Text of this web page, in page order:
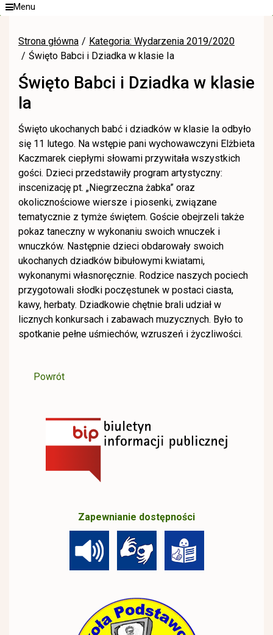
Menu
Strona główna
Kategoria: Wydarzenia 2019/2020
Święto Babci i Dziadka w klasie Ia
Święto Babci i Dziadka w klasie
Ia
Święto ukochanych babć i dziadków w klasie Ia odbyło
się 11 lutego. Na wstępie pani wychowawczyni Elżbieta
Kaczmarek ciepłymi słowami przywitała wszystkich
gości. Dzieci przedstawiły program artystyczny:
inscenizację pt. „Niegrzeczna żabka” oraz
okolicznościowe wiersze i piosenki, związane
tematycznie z tymże świętem. Goście obejrzeli także
pokaz taneczny w wykonaniu swoich wnuczek i
wnuczków. Następnie dzieci obdarowały swoich
ukochanych dziadków bibułowymi kwiatami,
wykonanymi własnoręcznie. Rodzice naszych pociech
przygotowali słodki poczęstunek w postaci ciasta,
kawy, herbaty. Dziadkowie chętnie brali udział w
licznych konkursach i zabawach muzycznych. Było to
spotkanie pełne uśmiechów, wzruszeń i życzliwości.
Powrót
Zapewnianie dostępności